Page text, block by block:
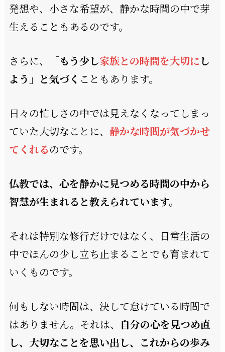
発想や、小さな希望が、静かな時間の中で芽
生えることもあるのです。
さらに、 「もう少し家族との時間を大切にし
よう」と気づく こともあります。
日々の忙しさの中では見えなくなってしまっ
ていた大切なことに、 静かな時間が気づかせ
てくれるのです。
仏教では、心を静かに見つめる時間の中から
智慧が生まれると教えられています。
それは特別な修行だけではなく、日常生活の
中でほんの少し立ち止まることでも育まれて
いくものです。
何もしない時間は、決して怠けている時間で
はありません。それは、 自分の心を見つめ直
し、大切なことを思い出し、これからの歩み